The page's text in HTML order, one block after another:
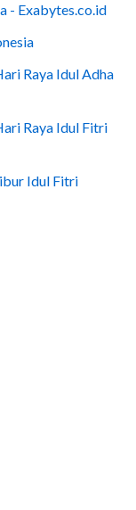
- Exabytes.co.id
Raya Idul Adha
Raya Idul Fitri
Idul Fitri